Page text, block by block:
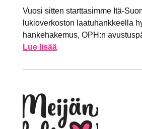
Vuosi sitten starttasimme Itä-
lukioverkoston laatuhankkeella
hankehakemus, OPH:n
Lue lisää